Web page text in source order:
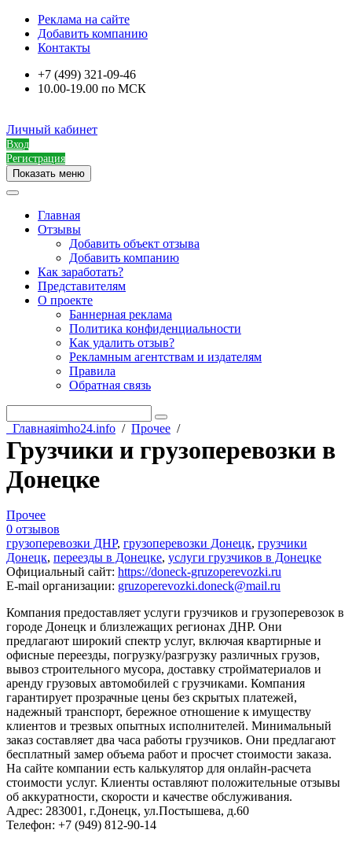
Реклама на сайте
Добавить компанию
Контакты
+7 (499) 321-09-46
10.00-19.00 по МСК
Личный кабинет
Вход
Регистрация
Показать меню
Главная
Отзывы
Добавить объект отзыва
Добавить компанию
Как заработать?
Представителям
О проекте
Баннерная реклама
Политика конфиденциальности
Как удалить отзыв?
Рекламным агентствам и издателям
Правила
Обратная связь
Главнаяimho24.info / Прочее /
Грузчики и грузоперевозки в
Донецке
Прочее
0 отзывов
грузоперевозки ДНР, грузоперевозки Донецк, грузчики
Донецк, переезды в Донецке, услуги грузчиков в Донецке
Официальный сайт: https://doneck-gruzoperevozki.ru
E-mail организации: gruzoperevozki.doneck@mail.ru
Компания предоставляет услуги грузчиков и грузоперевозок в
городе Донецк и близлежащих регионах ДНР. Они
предлагают широкий спектр услуг, включая квартирные и
офисные переезды, погрузку/разгрузку различных грузов,
вывоз строительного мусора, доставку стройматериалов и
аренду грузовых автомобилей с грузчиками. Компания
гарантирует прозрачные цены без скрытых платежей,
надежный транспорт, бережное отношение к имуществу
клиентов и трезвых опытных исполнителей. Минимальный
заказ составляет два часа работы грузчиков. Они предлагают
бесплатный замер объема работ и просчет стоимости заказа.
На сайте компании есть калькулятор для онлайн-расчета
стоимости услуг. Клиенты оставляют положительные отзывы
об аккуратности, скорости и качестве обслуживания.
Адрес: 283001, г.Донецк, ул.Постышева, д.60
Телефон: +7 (949) 812-90-14